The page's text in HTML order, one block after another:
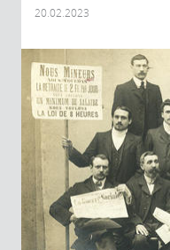
20.02.2023